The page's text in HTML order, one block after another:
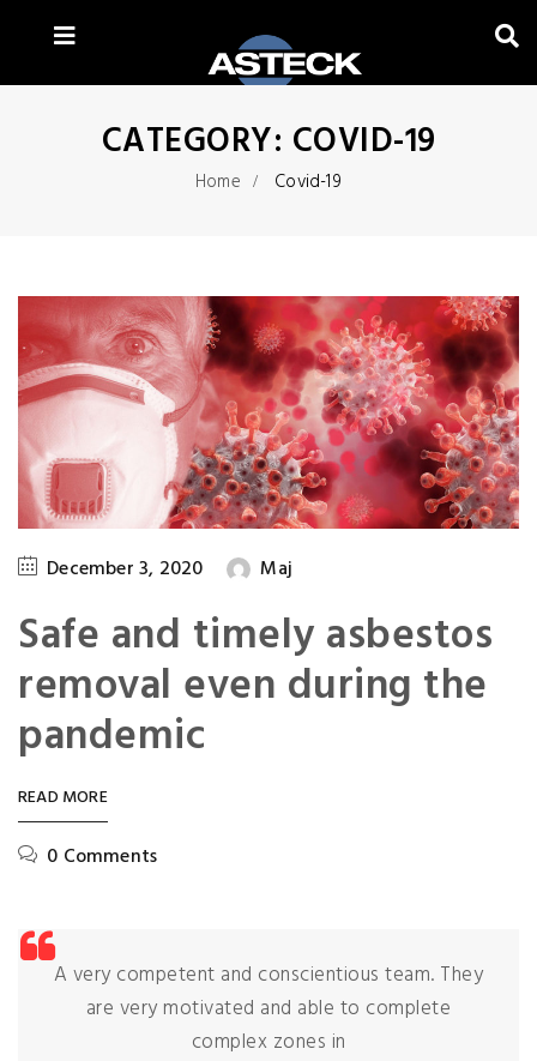
CATEGORY: COVID-19
Home Covid-19
December 3, 2020 Maj
Safe and timely asbestos
removal even during the
pandemic
READ MORE
0 Comments
A very competent and conscientious team. They
are very motivated and able to complete
complex zones in